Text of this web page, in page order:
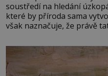
soustředí na hledání
které by příroda sama
však naznačuje, že právě